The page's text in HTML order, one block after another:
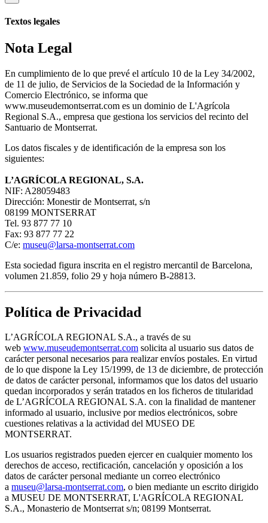
Textos legales
Nota Legal
En cumplimiento de lo que prevé el artículo 10 de la Ley 34/2002,
de 11 de julio, de Servicios de la Sociedad de la Información y
Comercio Electrónico, se informa que
www.museudemontserrat.com es un dominio de L'Agrícola
Regional S.A., empresa que gestiona los servicios del recinto del
Santuario de Montserrat.
Los datos fiscales y de identificación de la empresa son los
siguientes:
L’AGRÍCOLA REGIONAL, S.A.
NIF: A28059483
Dirección: Monestir de Montserrat, s/n
08199 MONTSERRAT
Tel. 93 877 77 10
Fax: 93 877 77 22
C/e: museu@larsa-montserrat.com
Esta sociedad figura inscrita en el registro mercantil de Barcelona,
volumen 21.859, folio 29 y hoja número B-28813.
Política de Privacidad
L’AGRÍCOLA REGIONAL S.A., a través de su
web www.museudemontserrat.com solicita al usuario sus datos de
carácter personal necesarios para realizar envíos postales. En virtud
de lo que dispone la Ley 15/1999, de 13 de diciembre, de protección
de datos de carácter personal, informamos que los datos del usuario
quedan incorporados y serán tratados en los ficheros de titularidad
de L’AGRÍCOLA REGIONAL S.A. con la finalidad de mantener
informado al usuario, inclusive por medios electrónicos, sobre
cuestiones relativas a la actividad del MUSEO DE
MONTSERRAT.
Los usuarios registrados pueden ejercer en cualquier momento los
derechos de acceso, rectificación, cancelación y oposición a los
datos de carácter personal mediante un correo electrónico
a museu@larsa-montserrat.com, o bien mediante un escrito dirigido
a MUSEU DE MONTSERRAT, L'AGRÍCOLA REGIONAL
S.A., Monasterio de Montserrat s/n; 08199 Montserrat.